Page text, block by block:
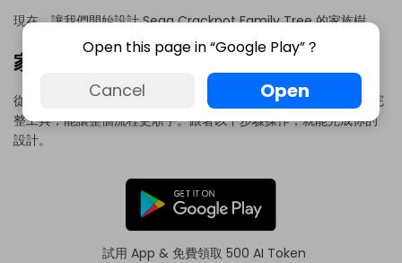
現在，讓我們開始設計 Sega Crackpot Family Tree 的家族樹。
家族樹製作步驟教學
從零開始製作家族樹看起來可能有點困難，但 EdrawMax 提供了完
整工具，能讓整個流程更順手。跟著以下步驟操作，就能完成你的
設計。
試用 App & 免費領取 500 AI Token
Open this page in “Google Play”？
Cancel Open